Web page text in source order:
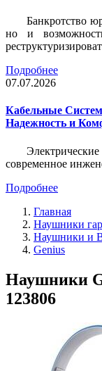
Банкротство
но и
Подробнее
07.07.2026
Кабельные
Надежность и
современное
Подробнее
Главная
Наушники
Наушники и
Genius
Наушники
123806